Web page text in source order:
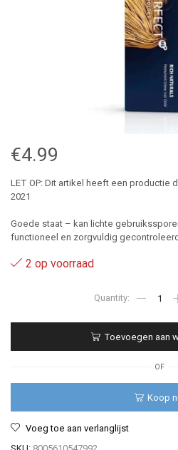
€4.99
LET OP: Dit artikel heeft een productie
2021
Goede staat – kan lichte
functioneel en zorgvuldig
2 op voorraad
–
Color
Touch
60ml
Toevoegen aan
OF
Koop
Voeg toe aan verlanglijst